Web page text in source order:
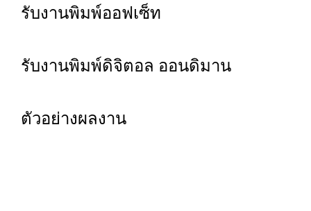
รับงานพิมพ์ออฟเซ็ท
รับงานพิมพ์ดิจิตอล ออนดิมาน
ตัวอย่างผลงาน